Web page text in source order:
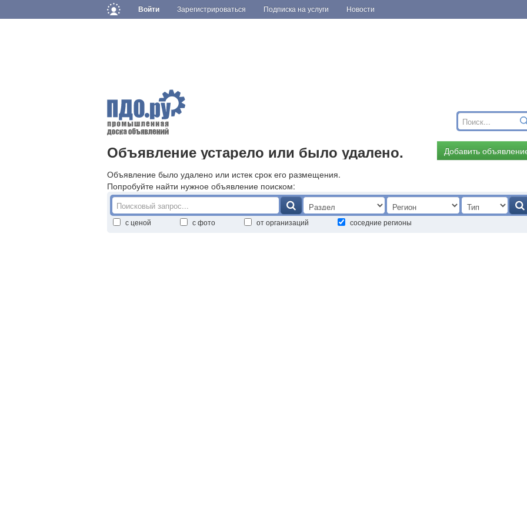
Войти Зарегистрироваться Подписка на услуги Новости
Объявление устарело или было удалено.
Добавить
Объявление было удалено или истек срок его размещения.
Попробуйте найти нужное объявление поиском:
с ценой с фото от организаций соседние регионы